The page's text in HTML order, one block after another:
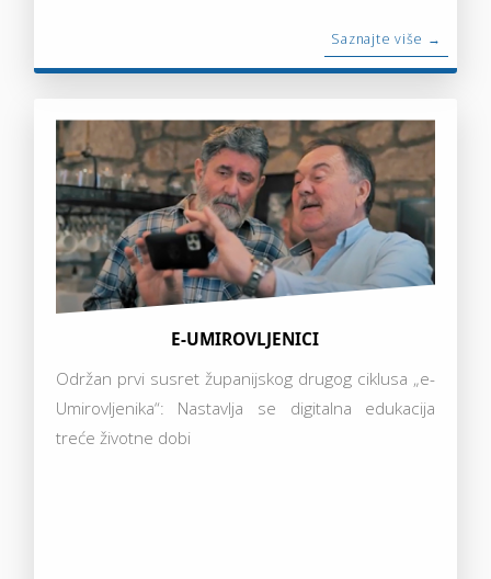
Saznajte više →
E-UMIROVLJENICI
Održan prvi susret županijskog drugog ciklusa „e-
Umirovljenika“: Nastavlja se digitalna edukacija
treće životne dobi